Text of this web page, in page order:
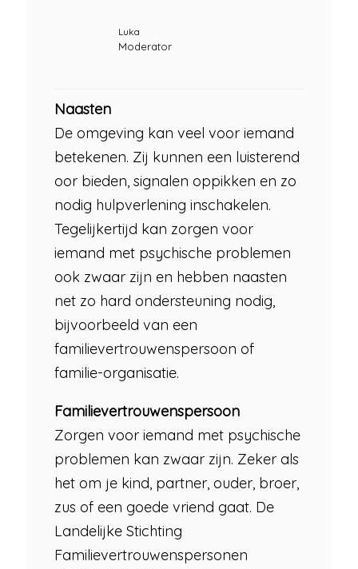
Luka
Moderator
Naasten
De omgeving kan veel voor iemand
betekenen. Zij kunnen een luisterend
oor bieden, signalen oppikken en zo
nodig hulpverlening inschakelen.
Tegelijkertijd kan zorgen voor
iemand met psychische problemen
ook zwaar zijn en hebben naasten
net zo hard ondersteuning nodig,
bijvoorbeeld van een
familievertrouwenspersoon of
familie-organisatie.
Familievertrouwenspersoon
Zorgen voor iemand met psychische
problemen kan zwaar zijn. Zeker als
het om je kind, partner, ouder, broer,
zus of een goede vriend gaat. De
Landelijke Stichting
Familievertrouwenspersonen